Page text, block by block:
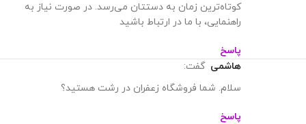
کوتاه‌ترین زمان به دستتان می‌رسد. در صورت نیاز به
راهنمایی، با ما در ارتباط باشید
پاسخ
هاشمی گفت:
سلام. شما فروشگاه زعفران در رشت هستید؟
پاسخ